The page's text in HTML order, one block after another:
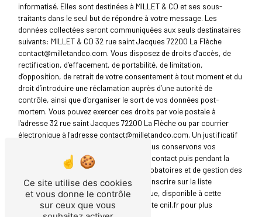
informatisé. Elles sont destinées à MILLET & CO et ses sous-
traitants dans le seul but de répondre à votre message. Les
données collectées seront communiquées aux seuls destinataires
suivants: MILLET & CO 32 rue saint Jacques 72200 La Flèche
contact@milletandco.com. Vous disposez de droits d’accès, de
rectification, d’effacement, de portabilité, de limitation,
d’opposition, de retrait de votre consentement à tout moment et du
droit d’introduire une réclamation auprès d’une autorité de
contrôle, ainsi que d’organiser le sort de vos données post-
mortem. Vous pouvez exercer ces droits par voie postale à
l'adresse 32 rue saint Jacques 72200 La Flèche ou par courrier
électronique à l'adresse contact@milletandco.com. Un justificatif
d'identité pourra vous être demandé. Nous conservons vos
données pendant la période de prise de contact puis pendant la
durée de prescription légale aux fins probatoires et de gestion des
contentieux. Vous avez le droit de vous inscrire sur la liste
d'opposition au démarchage téléphonique, disponible à cette
adresse:
Bloctel.gouv.fr. Consultez le site cnil.fr pour plus
Ce site utilise des cookies
et vous donne le contrôle
sur ceux que vous